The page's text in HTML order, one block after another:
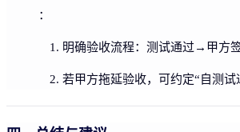
：
明确验收流程：测试通过→甲方
若甲方拖延验收，可约定“自测